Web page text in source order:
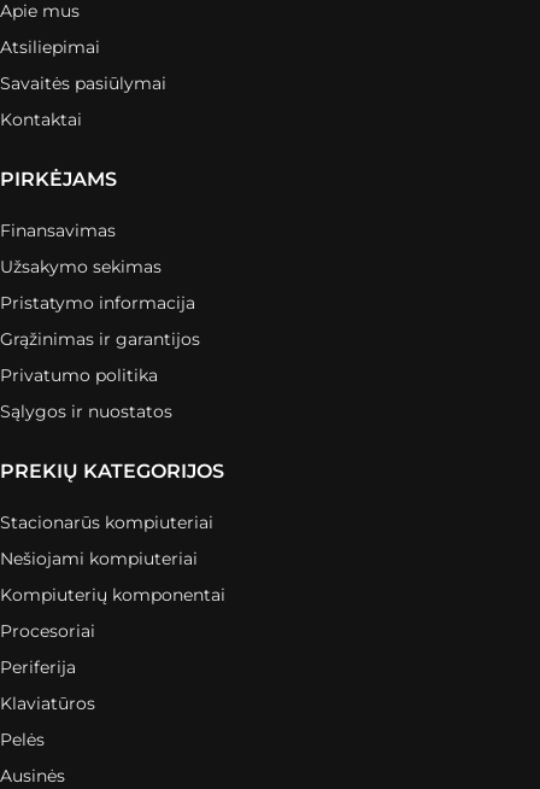
Apie mus
Atsiliepimai
Savaitės pasiūlymai
Kontaktai
PIRKĖJAMS
Finansavimas
Užsakymo sekimas
Pristatymo informacija
Grąžinimas ir garantijos
Privatumo politika
Sąlygos ir nuostatos
PREKIŲ KATEGORIJOS
Stacionarūs kompiuteriai
Nešiojami kompiuteriai
Kompiuterių komponentai
Procesoriai
Periferija
Klaviatūros
Pelės
Ausinės